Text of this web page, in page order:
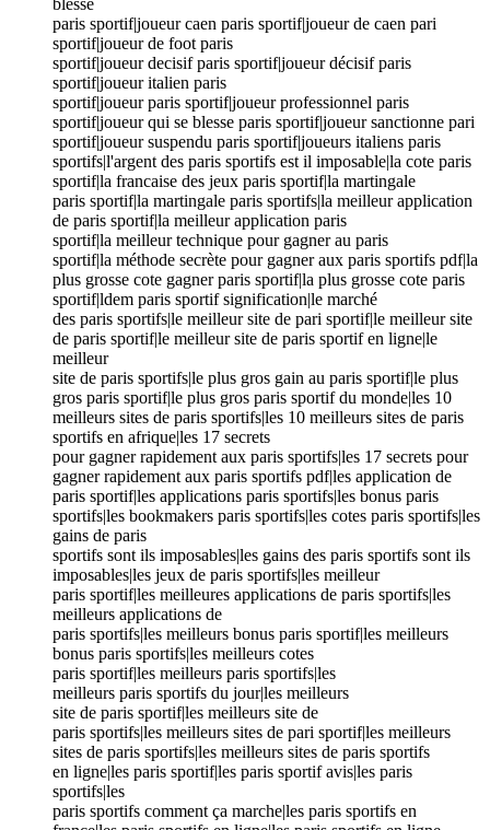
blesse
paris sportif|joueur caen paris sportif|joueur de caen pari
sportif|joueur de foot paris
sportif|joueur decisif paris sportif|joueur décisif paris
sportif|joueur italien paris
sportif|joueur paris sportif|joueur professionnel paris
sportif|joueur qui se blesse paris sportif|joueur sanctionne pari
sportif|joueur suspendu paris sportif|joueurs italiens paris
sportifs|l'argent des paris sportifs est il imposable|la cote paris
sportif|la francaise des jeux paris sportif|la martingale
paris sportif|la martingale paris sportifs|la meilleur application
de paris sportif|la meilleur application paris
sportif|la meilleur technique pour gagner au paris
sportif|la méthode secrète pour gagner aux paris sportifs pdf|la
plus grosse cote gagner paris sportif|la plus grosse cote paris
sportif|ldem paris sportif signification|le marché
des paris sportifs|le meilleur site de pari sportif|le meilleur site
de paris sportif|le meilleur site de paris sportif en ligne|le
meilleur
site de paris sportifs|le plus gros gain au paris sportif|le plus
gros paris sportif|le plus gros paris sportif du monde|les 10
meilleurs sites de paris sportifs|les 10 meilleurs sites de paris
sportifs en afrique|les 17 secrets
pour gagner rapidement aux paris sportifs|les 17 secrets pour
gagner rapidement aux paris sportifs pdf|les application de
paris sportif|les applications paris sportifs|les bonus paris
sportifs|les bookmakers paris sportifs|les cotes paris sportifs|les
gains de paris
sportifs sont ils imposables|les gains des paris sportifs sont ils
imposables|les jeux de paris sportifs|les meilleur
paris sportif|les meilleures applications de paris sportifs|les
meilleurs applications de
paris sportifs|les meilleurs bonus paris sportif|les meilleurs
bonus paris sportifs|les meilleurs cotes
paris sportif|les meilleurs paris sportifs|les
meilleurs paris sportifs du jour|les meilleurs
site de paris sportif|les meilleurs site de
paris sportifs|les meilleurs sites de pari sportif|les meilleurs
sites de paris sportifs|les meilleurs sites de paris sportifs
en ligne|les paris sportif|les paris sportif avis|les paris
sportifs|les
paris sportifs comment ça marche|les paris sportifs en